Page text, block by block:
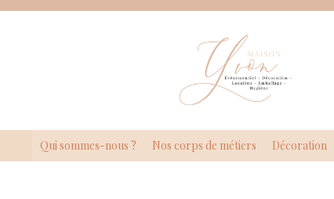
Qui sommes-nous ? Nos corps de métiers Décoration